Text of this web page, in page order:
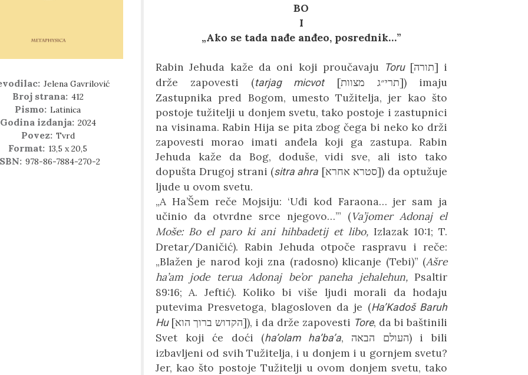
Jelena Gavrilović
Broj strana: 412
Pismo: Latinica
Godina izdanja: 2024
Povez: Tvrd
Format: 13,5 x 20,5
978-86-7884-270-2
BO
I
„Ako se tada nađe anđeo, posrednik…”
Rabin Jehuda kaže da oni koji proučavaju Toru [תורה] i
drže zapovesti (tarjag micvot[תרי״ג מצוות])imaju
Zastupnika pred Bogom, umesto Tužitelja, jer kao što
postoje tužitelji u donjem svetu, tako postoje i zastupnici
na visinama. Rabin Hija se pita zbog čega bi neko ko drži
zapovesti morao imati anđela koji ga zastupa. Rabin
Jehuda kaže da Bog, doduše, vidi sve, ali isto tako
dopušta Drugoj strani (sitra ahra [סטרא אחרא]) da optužuje
ljude u ovom svetu.
„A Ha’Šem reče Mojsiju: ‘Uđi kod Faraona… jer sam ja
učinio da otvrdne srce njegovo…’” (Va’jomer Adonaj el
Moše: Bo el paro ki ani hihbadetij et libo, Izlazak 10:1; T.
Dretar/Daničić). Rabin Jehuda otpoče raspravu i reče:
„Blažen je narod koji zna (radosno) klicanje (Tebi)” (Ašre
ha’am jode terua Adonaj be’or paneha jehalehun, Psaltir
89:16; A. Jeftić). Koliko bi više ljudi morali da hodaju
putevima Presvetoga, blagosloven da je (Ha’Kadoš Baruh
Hu[הקדוש ברוך הוא]), i da drže zapovesti Tore, da bibaštinili
Svet koji će doći (ha’olam ha’ba’a, העולם הבאה)i bili
izbavljeni od svih Tužitelja, i u donjem i u gornjem svetu?
Jer, kao što postoje Tužitelji u ovom donjem svetu, tako